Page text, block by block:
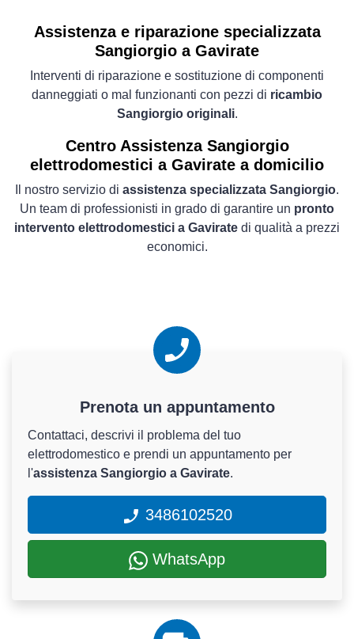
Assistenza e riparazione specializzata
Sangiorgio a Gavirate
Interventi di riparazione e sostituzione di componenti
danneggiati o mal funzionanti con pezzi di ricambio
Sangiorgio originali.
Centro Assistenza Sangiorgio
elettrodomestici a Gavirate a domicilio
Il nostro servizio di assistenza specializzata Sangiorgio.
Un team di professionisti in grado di garantire un pronto
intervento elettrodomestici a Gavirate di qualità a prezzi
economici.
Prenota un appuntamento
Contattaci, descrivi il problema del tuo
elettrodomestico e prendi un appuntamento per
l'assistenza Sangiorgio a Gavirate.
3486102520
WhatsApp